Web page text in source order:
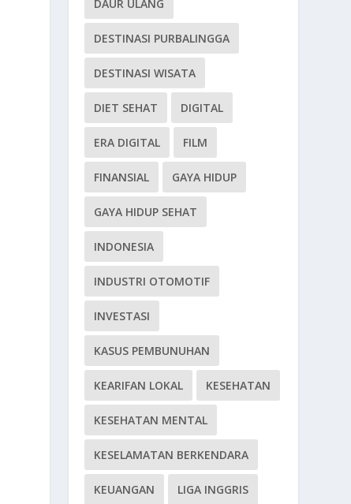
DAUR ULANG
DESTINASI PURBALINGGA
DESTINASI WISATA
DIET SEHAT DIGITAL
ERA DIGITAL FILM
FINANSIAL GAYA HIDUP
GAYA HIDUP SEHAT
INDONESIA
INDUSTRI OTOMOTIF
INVESTASI
KASUS PEMBUNUHAN
KEARIFAN LOKAL KESEHATAN
KESEHATAN MENTAL
KESELAMATAN BERKENDARA
KEUANGAN LIGA INGGRIS